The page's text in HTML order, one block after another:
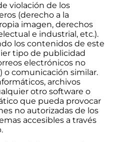
violación de los
(derecho a la
imagen, derechos
e industrial, etc.).
los contenidos de este
tipo de publicidad
electrónicos no
o comunicación similar.
archivos
otro software o
que pueda provocar
no autorizadas de los
accesibles a través